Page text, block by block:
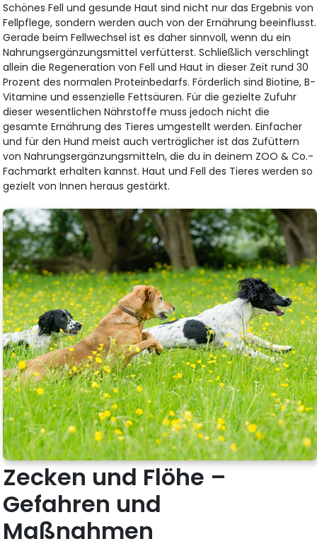
Schönes Fell und gesunde Haut sind nicht nur das Ergebnis von
Fellpflege, sondern werden auch von der Ernährung beeinflusst.
Gerade beim Fellwechsel ist es daher sinnvoll, wenn du ein
Nahrungsergänzungsmittel verfütterst. Schließlich verschlingt
allein die Regeneration von Fell und Haut in dieser Zeit rund 30
Prozent des normalen Proteinbedarfs. Förderlich sind Biotine, B-
Vitamine und essenzielle Fettsäuren. Für die gezielte Zufuhr
dieser wesentlichen Nährstoffe muss jedoch nicht die
gesamte Ernährung des Tieres umgestellt werden. Einfacher
und für den Hund meist auch verträglicher ist das Zufüttern
von Nahrungsergänzungsmitteln, die du in deinem ZOO & Co.-
Fachmarkt erhalten kannst. Haut und Fell des Tieres werden so
gezielt von Innen heraus gestärkt.
Zecken und Flöhe –
Gefahren und
Maßnahmen